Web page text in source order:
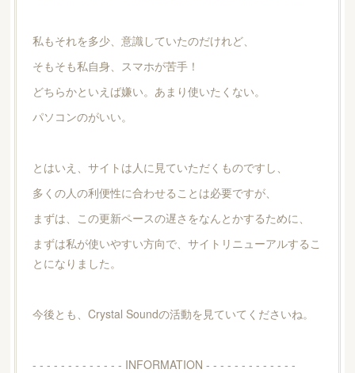
私もそれを多少、意識していたのだけれど、
そもそも私自身、スマホが苦手！
どちらかといえば嫌い。あまり使いたくない。
パソコンのがいい。
とはいえ、サイトは人に見ていただくものですし、
多くの人の利便性に合わせることは必要ですが、
まずは、この更新ペースの遅さをなんとかするために、
まずは私が使いやすい方向で、サイトリニューアルするこ
とになりました。
今後とも、Crystal Soundの活動を見ていてくださいね。
- - - - - - - - - - - - - INFORMATION - - - - - - - - - - - - -